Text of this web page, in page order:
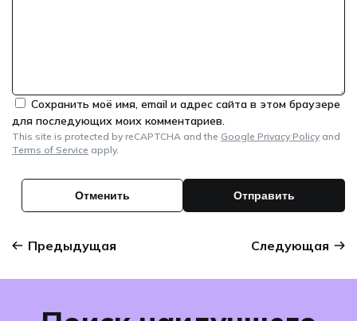
Сохранить моё имя, email и адрес сайта в этом браузере
для последующих моих комментариев.
This site is protected by reCAPTCHA and the Google Privacy Policy and
Terms of Service apply.
Предыдущая Следующая